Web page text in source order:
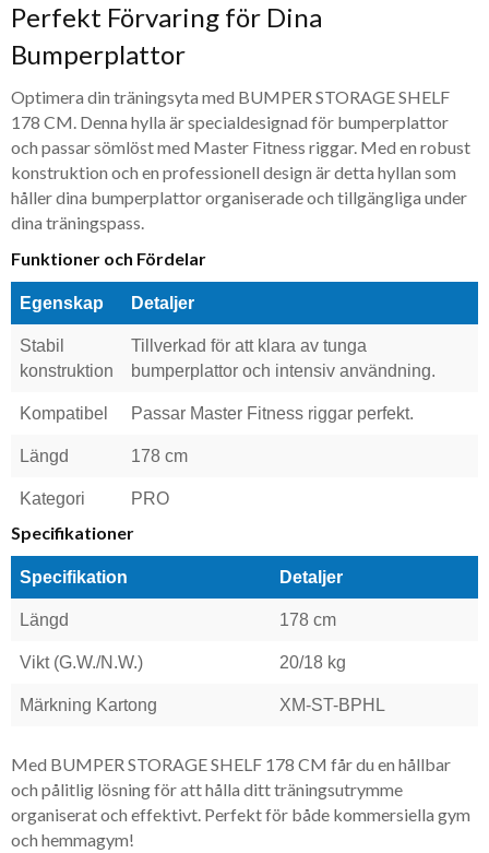
Perfekt Förvaring för Dina
Bumperplattor
Optimera din träningsyta med BUMPER STORAGE SHELF
178 CM. Denna hylla är specialdesignad för bumperplattor
och passar sömlöst med Master Fitness riggar. Med en robust
konstruktion och en professionell design är detta hyllan som
håller dina bumperplattor organiserade och tillgängliga under
dina träningspass.
Funktioner och Fördelar
Egenskap Detaljer
Stabil
konstruktion
Tillverkad för att klara av tunga
bumperplattor och intensiv användning.
Kompatibel Passar Master Fitness riggar perfekt.
Längd 178 cm
Kategori PRO
Specifikationer
Specifikation Detaljer
Längd 178 cm
Vikt (G.W./N.W.) 20/18 kg
Märkning Kartong XM-ST-BPHL
Med BUMPER STORAGE SHELF 178 CM får du en hållbar
och pålitlig lösning för att hålla ditt träningsutrymme
organiserat och effektivt. Perfekt för både kommersiella gym
och hemmagym!